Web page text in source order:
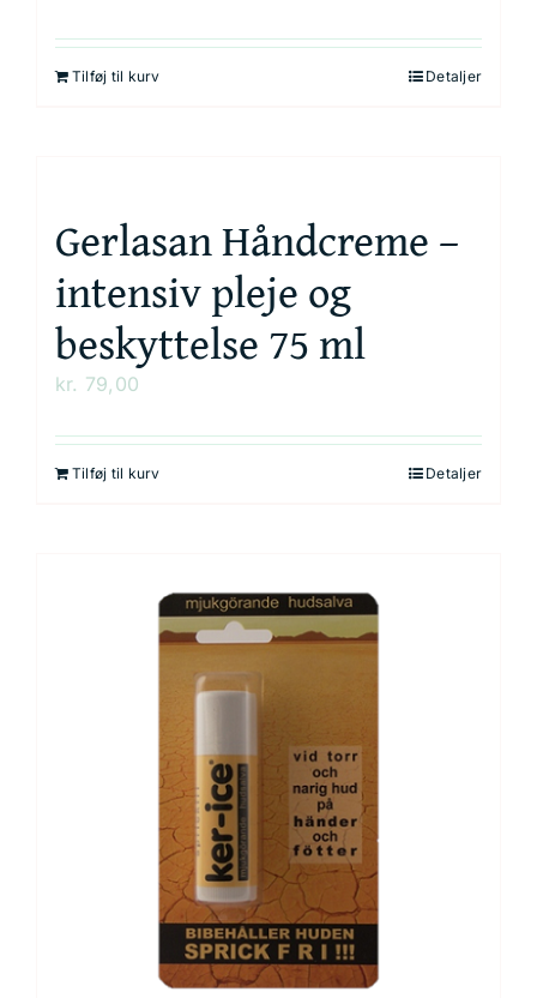
Tilføj til kurv Detaljer
Gerlasan Håndcreme –
intensiv pleje og
beskyttelse 75 ml
kr. 79,00
Tilføj til kurv Detaljer